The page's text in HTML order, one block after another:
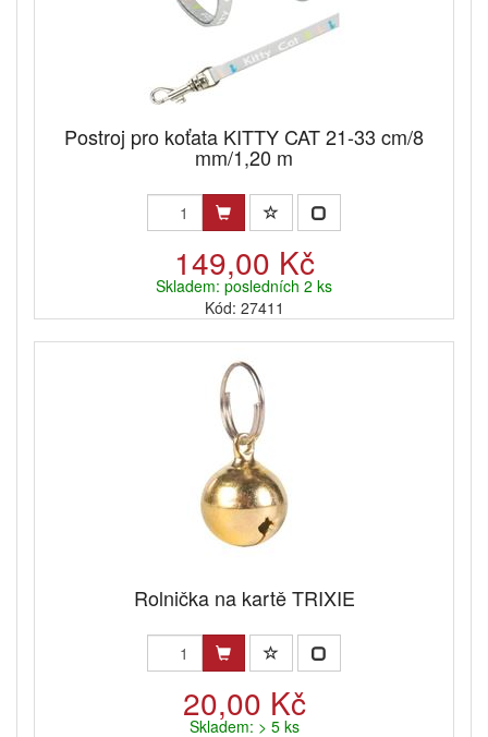
Postroj pro koťata KITTY CAT 21-33 cm/8
mm/1,20 m
149,00 Kč
Skladem: posledních 2 ks
Kód: 27411
Rolnička na kartě TRIXIE
20,00 Kč
Skladem: > 5 ks